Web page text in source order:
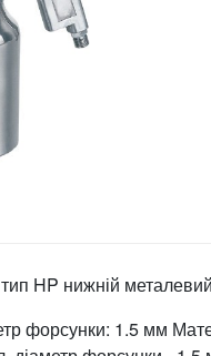
HP нижній
форсунки: 1.5 мм